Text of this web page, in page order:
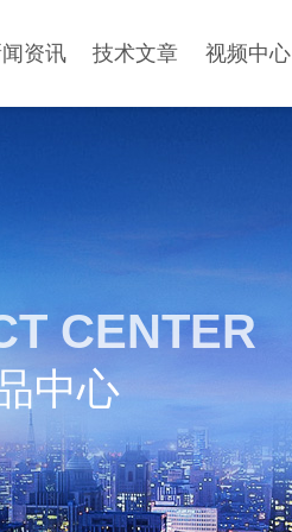
资讯 技术文章 视频中心
CENTER
中心